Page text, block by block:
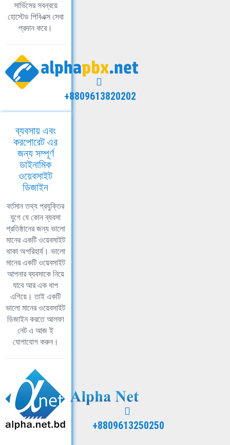
সার্ভিসের সবন্বয়ে
হোস্টেড পিবিএক্স সেবা
প্রদান করে।
+8809613820202
ব্যবসায় এবং
করপোরেট এর
জন্য সম্পূর্ণ
ডাইনামিক
ওয়েবসাইট
ডিজাইন
বর্তমান তথ্য প্রযুক্তির
যুগে যে কোন ব্যবসা
প্রতিষ্ঠানের জন্য ভালো
মানের একটি ওয়েবসাইট
থাকা অপরিহার্য। ভালো
মানের একটি ওয়েবসাইট
আপনার ব্যবসাকে নিয়ে
যাবে আর এক ধাপ
এগিয়ে। তাই একটি
ভালো মানের ওয়েবসাইট
ডিজাইন করতে আলফা
নেট এ আজ ই
যোগাযোগ করুন।
+8809613250250